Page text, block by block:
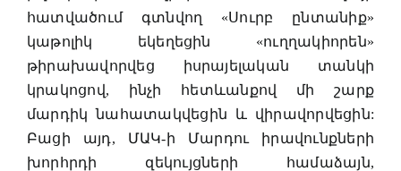
հատվածում գտնվող «Սուրբ ընտանիք»
կաթոլիկ եկեղեցին «ուղղակիորեն»
թիրախավորվեց իսրայելական տանկի
կրակոցով, ինչի հետևանքով մի շարք
մարդիկ նահատակվեցին և վիրավորվեցին:
Բացի այդ, ՄԱԿ-ի Մարդու իրավունքների
խորհրդի զեկույցների համաձայն,